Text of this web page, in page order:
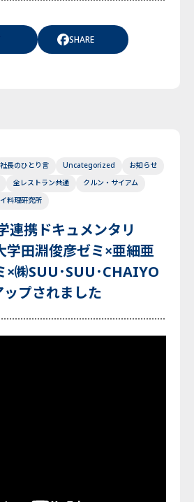
SHARE
社長のひとり言 Uncategorized
お知らせ
全レストラン共通
クルン・サイアム
料理研究所
連携ドキュメンタリ
学田淵俊彦ゼミ×亜細亜
×㈱SUU･SUU･CHAIYO
プされました